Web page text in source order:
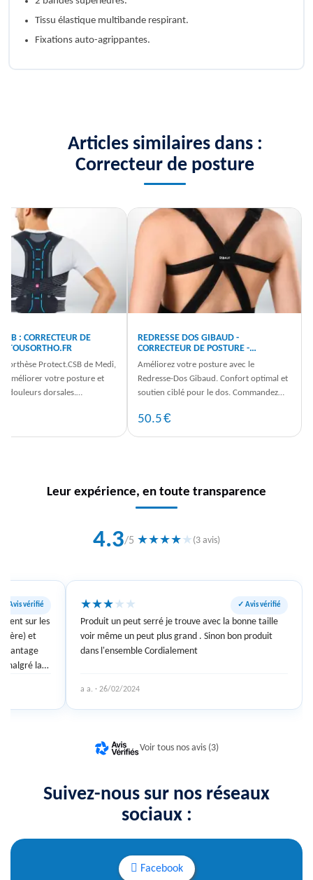
Tissu élastique multibande respirant.
Fixations auto-agrippantes.
Articles similaires dans :
Correcteur de posture
: CORRECTEUR DE
- TOUSORTHO.FR
l'orthèse Protect.CSB de Medi,
améliorer votre posture et
douleurs dorsales.
REDRESSE DOS GIBAUD -
CORRECTEUR DE POSTURE -
TOUSORTHO.FR
Améliorez votre posture avec le
Redresse-Dos Gibaud. Confort optimal et
soutien ciblé pour le dos. Commandez
50.5€
Leur expérience, en toute transparence
4.3/5 ★★★★★ (3 avis)
✓ Avis vérifié
sur les
et
avantage
malgré la
modèles.
★★★★ ★ ✓ Avis vérifié
Produit un peut serré je trouve avec la bonne taille
voir même un peut plus grand . Sinon bon produit
dans l'ensemble Cordialement
a a. · 26/02/2024
Voir tous nos avis (3)
Suivez-nous sur nos réseaux
sociaux :
Facebook